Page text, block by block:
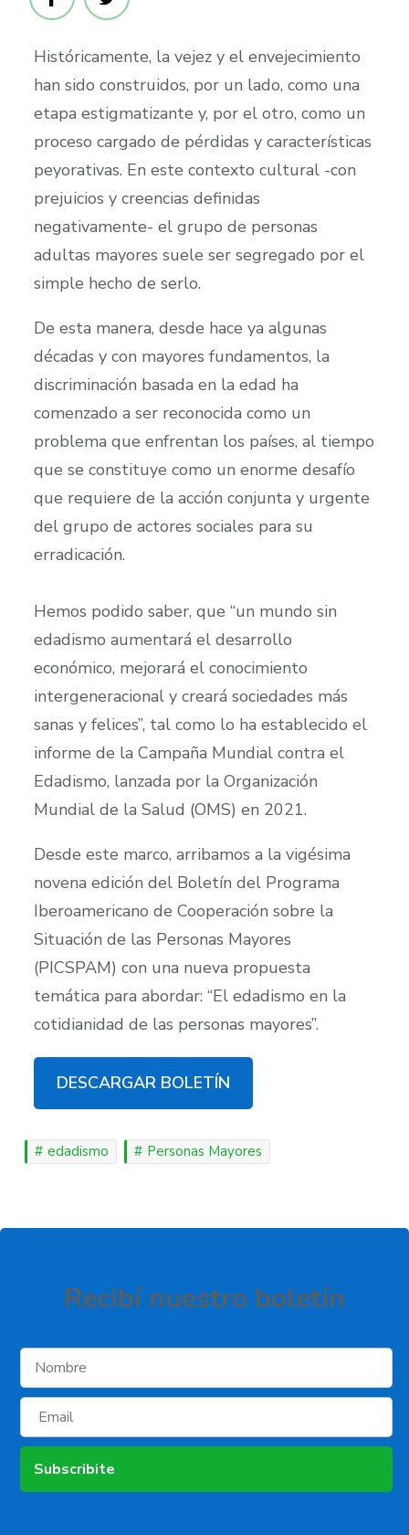
Históricamente, la vejez y el envejecimiento
han sido construidos, por un lado, como una
etapa estigmatizante y, por el otro, como un
proceso cargado de pérdidas y características
peyorativas. En este contexto cultural -con
prejuicios y creencias definidas
negativamente- el grupo de personas
adultas mayores suele ser segregado por el
simple hecho de serlo.
De esta manera, desde hace ya algunas
décadas y con mayores fundamentos, la
discriminación basada en la edad ha
comenzado a ser reconocida como un
problema que enfrentan los países, al tiempo
que se constituye como un enorme desafío
que requiere de la acción conjunta y urgente
del grupo de actores sociales para su
erradicación.
Hemos podido saber, que “un mundo sin
edadismo aumentará el desarrollo
económico, mejorará el conocimiento
intergeneracional y creará sociedades más
sanas y felices”, tal como lo ha establecido el
informe de la Campaña Mundial contra el
Edadismo, lanzada por la Organización
Mundial de la Salud (OMS) en 2021.
Desde este marco, arribamos a la vigésima
novena edición del Boletín del Programa
Iberoamericano de Cooperación sobre la
Situación de las Personas Mayores
(PICSPAM) con una nueva propuesta
temática para abordar: “El edadismo en la
cotidianidad de las personas mayores”.
DESCARGAR BOLETÍN
edadismo Personas Mayores
Recibí­ nuestro boletí­n